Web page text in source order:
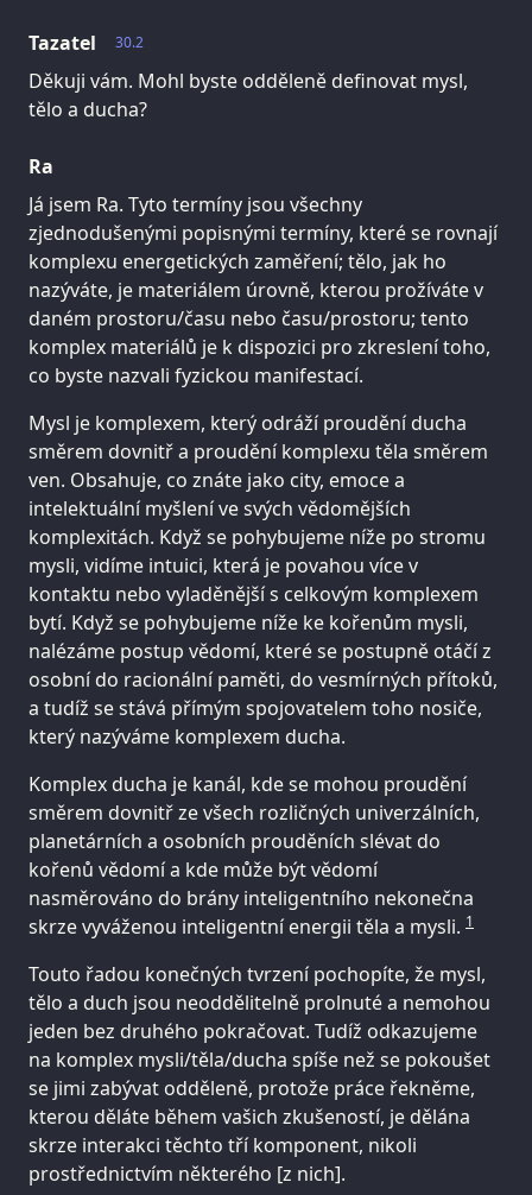
30.2
Tazatel
Děkuji vám. Mohl byste odděleně definovat mysl,
tělo a ducha?
Ra
Já jsem Ra. Tyto termíny jsou všechny
zjednodušenými popisnými termíny, které se rovnají
komplexu energetických zaměření; tělo, jak ho
nazýváte, je materiálem úrovně, kterou prožíváte v
daném prostoru/času nebo času/prostoru; tento
komplex materiálů je k dispozici pro zkreslení toho,
co byste nazvali fyzickou manifestací.
Mysl je komplexem, který odráží proudění ducha
směrem dovnitř a proudění komplexu těla směrem
ven. Obsahuje, co znáte jako city, emoce a
intelektuální myšlení ve svých vědomějších
komplexitách. Když se pohybujeme níže po stromu
mysli, vidíme intuici, která je povahou více v
kontaktu nebo vyladěnější s celkovým komplexem
bytí. Když se pohybujeme níže ke kořenům mysli,
nalézáme postup vědomí, které se postupně otáčí z
osobní do racionální paměti, do vesmírných přítoků,
a tudíž se stává přímým spojovatelem toho nosiče,
který nazýváme komplexem ducha.
Komplex ducha je kanál, kde se mohou proudění
směrem dovnitř ze všech rozličných univerzálních,
planetárních a osobních prouděních slévat do
kořenů vědomí a kde může být vědomí
nasměrováno do brány inteligentního nekonečna
skrze vyváženou inteligentní energii těla a mysli. 1
Touto řadou konečných tvrzení pochopíte, že mysl,
tělo a duch jsou neoddělitelně prolnuté a nemohou
jeden bez druhého pokračovat. Tudíž odkazujeme
na komplex mysli/těla/ducha spíše než se pokoušet
se jimi zabývat odděleně, protože práce řekněme,
kterou děláte během vašich zkušeností, je dělána
skrze interakci těchto tří komponent, nikoli
prostřednictvím některého [z nich].